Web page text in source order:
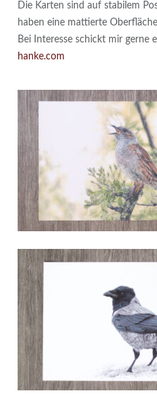
Die Karten sind auf stabilem
haben eine mattierte
Bei Interesse schickt mir gerne
hanke.com